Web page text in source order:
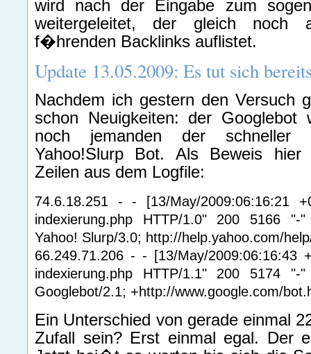
wird nach der Eingabe zum
weitergeleitet, der gleich
f�hrenden Backlinks auflistet.
Update 13.05.2009: Es tut sich
Nachdem ich gestern den Versuch
schon Neuigkeiten: der
noch jemanden der
Yahoo!Slurp Bot. Als Beweis hier
Zeilen aus dem Logfile:
74.6.18.251 - - [13/May/2009:06:16:21
indexierung.php HTTP/1.0" 200 5166 "-"
Yahoo! Slurp/3.0; http://help.yahoo.com/
66.249.71.206 - - [13/May/2009:06:16:43
indexierung.php HTTP/1.1" 200 5174 "-"
Googlebot/2.1; +http://www.google.com/
Ein Unterschied von gerade einmal
Zufall sein? Erst einmal egal. Der